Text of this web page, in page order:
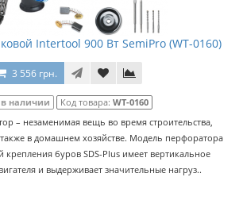
Intertool 900 Вт SemiPro (WT-0160)
3 556 грн.
наличии Код товара: WT-0160
– незаменимая вещь во время строительства,
в домашнем хозяйстве. Модель перфоратора
крепления буров SDS-Plus имеет вертикальное
и выдерживает значительные нагруз..